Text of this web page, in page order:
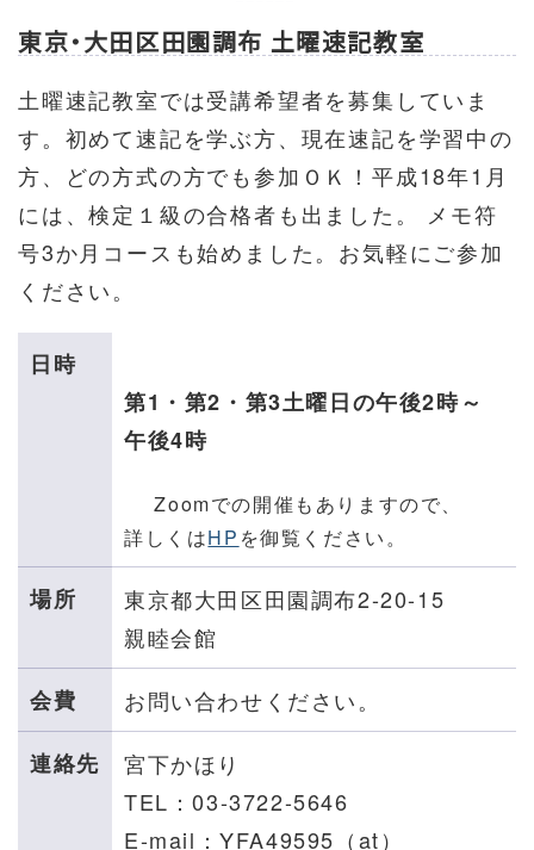
東京・大田区田園調布 土曜速記教室
土曜速記教室では受講希望者を募集していま
す。初めて速記を学ぶ方、現在速記を学習中の
方、どの方式の方でも参加ＯＫ！平成18年1月
には、検定１級の合格者も出ました。 メモ符
号3か月コースも始めました。お気軽にご参加
ください。
日時
第1・第2・第3土曜日の午後2時～
午後4時
Zoomでの開催もありますので、
詳しくはHP を御覧ください。
場所
東京都大田区田園調布2-20-15
親睦会館
会費 お問い合わせください。
連絡先
宮下かほり
TEL：03-3722-5646
E-mail：YFA49595（at）